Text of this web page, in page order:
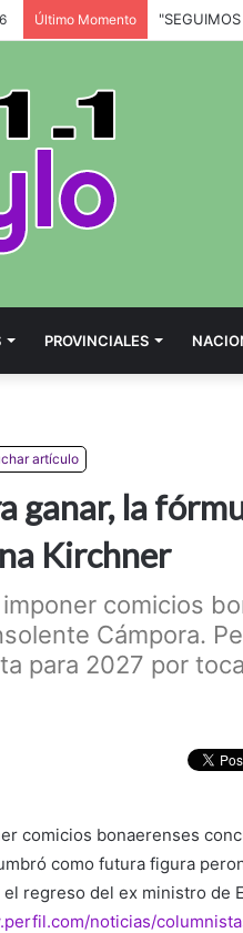
Último Momento
PROVINCIALES
artículo
ganar, la
Kirchner
comicios
Cámpora.
para 2027 por
comicios bonaerenses
como futura figura
el regreso del ex ministro de
noticias/